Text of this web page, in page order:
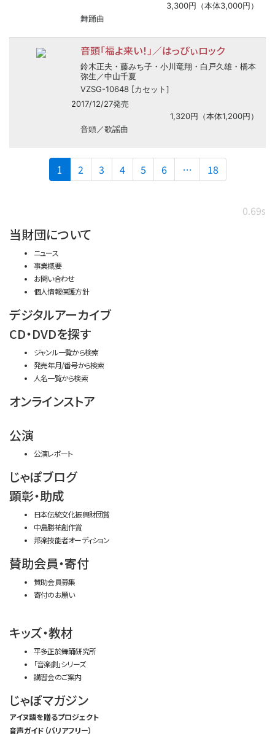
3,300円（本体3,000円）
舞踊曲
音頭「福よ来い！」／はっぴぃロック
鈴木正夫・藤みち子・小川竜翔・白戸久雄・橋本
弥生／中山千夏
VZSG-10648 [カセット]
2017/12/27発売
1,320円（本体1,200円）
音頭／歌謡曲
1 (current)
2 3 4 5 6 … 18
0.69s
当財団について
ニュース
事業概要
お問い合わせ
個人情報保護方針
デジタルアーカイブ
CD・DVDを探す
ジャンル一覧から検索
発売年月/番号から検索
人名一覧から検索
オンラインストア
公演
公演レポート
じゃぽブログ
顕彰・助成
日本伝統文化振興財団賞
中島勝祐創作賞
邦楽技能者オーディション
賛助会員・寄付
賛助会員募集
寄付のお願い
キッズ・教材
平多正於舞踊研究所
「音楽劇」シリーズ
講習会のご案内
じゃぽマガジン
アイヌ語を贈るプロジェクト
音声ガイド（バリアフリー）